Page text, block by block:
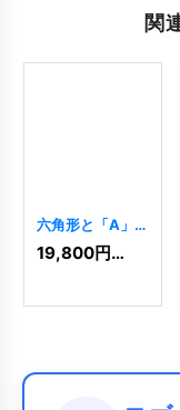
関
六角形と「A」
を組み合わせた
ロゴ[ 8242]
19,800円(税込)